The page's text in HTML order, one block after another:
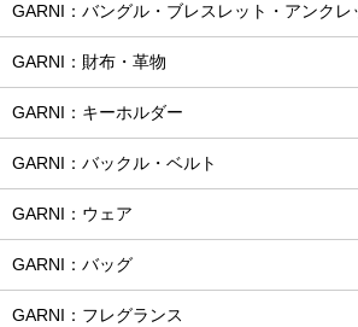
GARNI：バングル・ブレスレット・アンクレ
GARNI：財布・革物
GARNI：キーホルダー
GARNI：バックル・ベルト
GARNI：ウェア
GARNI：バッグ
GARNI：フレグランス